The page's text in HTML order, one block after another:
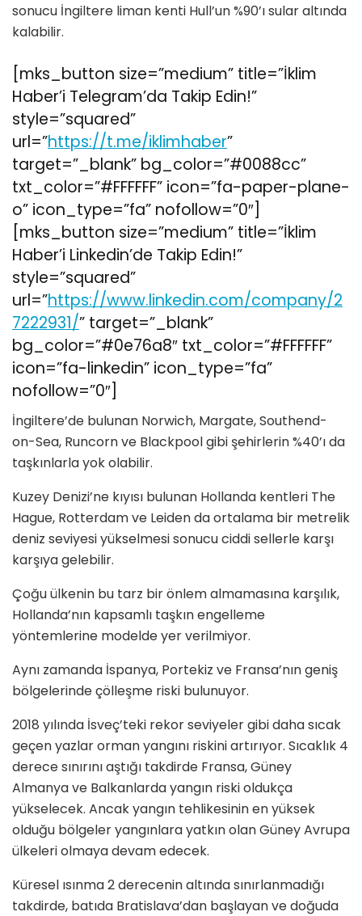
sonucu İngiltere liman kenti Hull’un %90’ı sular altında
kalabilir.
[mks_button size=”medium” title=”İklim
Haber’i Telegram’da Takip Edin!”
style=”squared”
url=”https://t.me/iklimhaber”
target=”_blank” bg_color=”#0088cc”
txt_color=”#FFFFFF” icon=”fa-paper-plane-
o” icon_type=”fa” nofollow=”0″]
[mks_button size=”medium” title=”İklim
Haber’i Linkedin’de Takip Edin!”
style=”squared”
url=”https://www.linkedin.com/company/2
7222931/” target=”_blank”
bg_color=”#0e76a8″ txt_color=”#FFFFFF”
icon=”fa-linkedin” icon_type=”fa”
nofollow=”0″]
İngiltere’de bulunan Norwich, Margate, Southend-
on-Sea, Runcorn ve Blackpool gibi şehirlerin %40’ı da
taşkınlarla yok olabilir.
Kuzey Denizi’ne kıyısı bulunan Hollanda kentleri The
Hague, Rotterdam ve Leiden da ortalama bir metrelik
deniz seviyesi yükselmesi sonucu ciddi sellerle karşı
karşıya gelebilir.
Çoğu ülkenin bu tarz bir önlem almamasına karşılık,
Hollanda’nın kapsamlı taşkın engelleme
yöntemlerine modelde yer verilmiyor.
Aynı zamanda İspanya, Portekiz ve Fransa’nın geniş
bölgelerinde çölleşme riski bulunuyor.
2018 yılında İsveç’teki rekor seviyeler gibi daha sıcak
geçen yazlar orman yangını riskini artırıyor. Sıcaklık 4
derece sınırını aştığı takdirde Fransa, Güney
Almanya ve Balkanlarda yangın riski oldukça
yükselecek. Ancak yangın tehlikesinin en yüksek
olduğu bölgeler yangınlara yatkın olan Güney Avrupa
ülkeleri olmaya devam edecek.
Küresel ısınma 2 derecenin altında sınırlanmadığı
takdirde, batıda Bratislava’dan başlayan ve doğuda